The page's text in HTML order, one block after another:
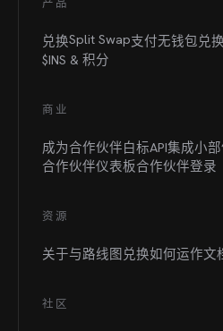
兑换Split Swap支付无钱包兑换
$INS & 积分
商业
成为合作伙伴白标API集成小
合作伙伴仪表板合作伙伴登录
资源
关于与路线图兑换如何运作文
社区